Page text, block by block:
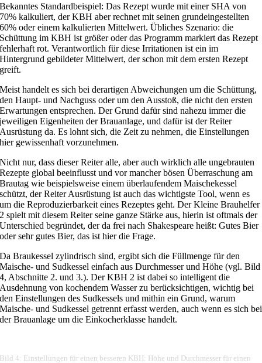
Bekanntes Standardbeispiel: Das Rezept wurde mit einer SHA von
70% kalkuliert, der KBH aber rechnet mit seinen grundeingestellten
60% oder einem kalkulierten Mittelwert. Übliches Szenario: die
Schüttung im KBH ist größer oder das Programm markiert das Rezept
fehlerhaft rot. Verantwortlich für diese Irritationen ist ein im
Hintergrund gebildeter Mittelwert, der schon mit dem ersten Rezept
greift.
Meist handelt es sich bei derartigen Abweichungen um die Schüttung,
den Haupt- und Nachguss oder um den Ausstoß, die nicht den ersten
Erwartungen entsprechen. Der Grund dafür sind nahezu immer die
jeweiligen Eigenheiten der Brauanlage, und dafür ist der Reiter
Ausrüstung da. Es lohnt sich, die Zeit zu nehmen, die Einstellungen
hier gewissenhaft vorzunehmen.
Nicht nur, dass dieser Reiter alle, aber auch wirklich alle ungebrauten
Rezepte global beeinflusst und vor mancher bösen Überraschung am
Brautag wie beispielsweise einem überlaufendem Maischekessel
schützt, der Reiter Ausrüstung ist auch das wichtigste Tool, wenn es
um die Reproduzierbarkeit eines Rezeptes geht. Der Kleine Brauhelfer
2 spielt mit diesem Reiter seine ganze Stärke aus, hierin ist oftmals der
Unterschied begründet, der da frei nach Shakespeare heißt: Gutes Bier
oder sehr gutes Bier, das ist hier die Frage.
Da Braukessel zylindrisch sind, ergibt sich die Füllmenge für den
Maische- und Sudkessel einfach aus Durchmesser und Höhe (vgl. Bild
4, Abschnitte 2. und 3.). Der KBH 2 ist dabei so intelligent die
Ausdehnung von kochendem Wasser zu berücksichtigen, wichtig bei
den Einstellungen des Sudkessels und mithin ein Grund, warum
Maische- und Sudkessel getrennt erfasst werden, auch wenn es sich bei
der Brauanlage um die Einkocherklasse handelt.
Bild 4: Einstellungen für einen besseren KBH: Höhe und Durchmesser für einen